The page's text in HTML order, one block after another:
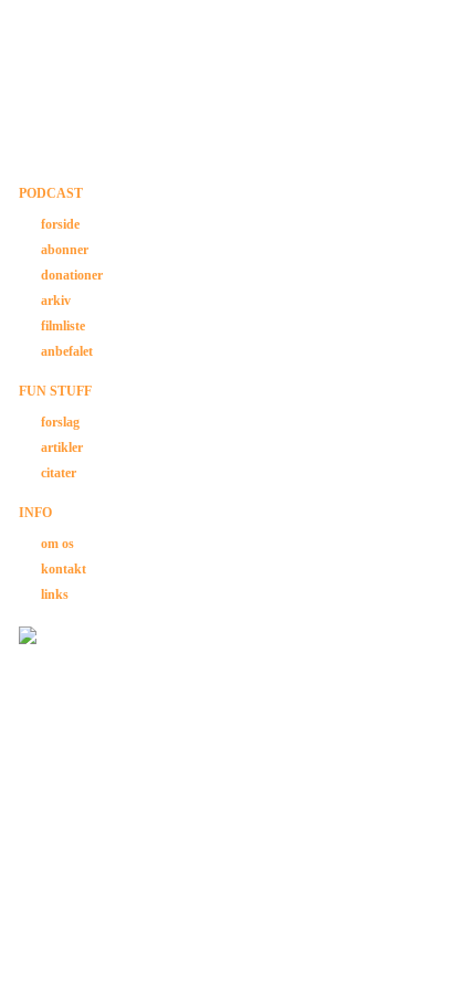
PODCAST
forside
abonner
donationer
arkiv
filmliste
anbefalet
FUN STUFF
forslag
artikler
citater
INFO
om os
kontakt
links